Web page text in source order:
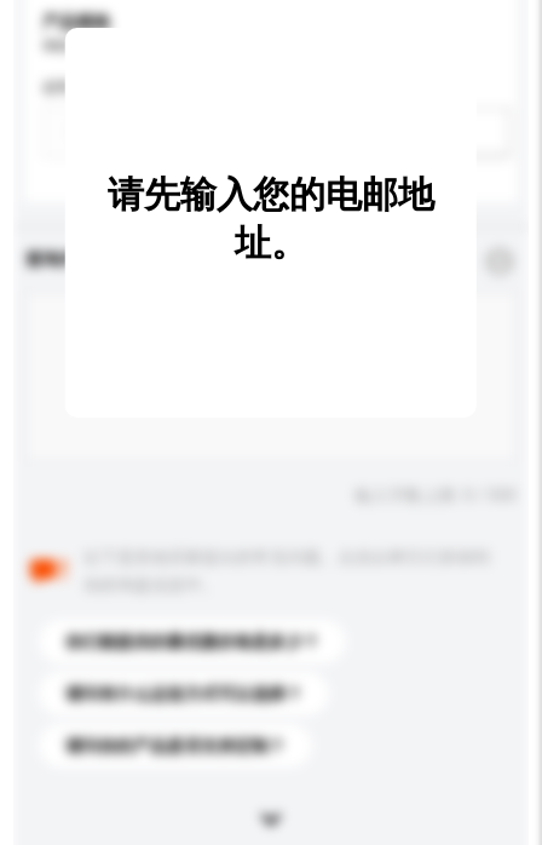
产品规格
查询内容
你们能提供的最优惠价格是多少？
请问有什么运送方式可以选择？
请问你的产品是否支持定制？
请先输入您的电邮地
址。